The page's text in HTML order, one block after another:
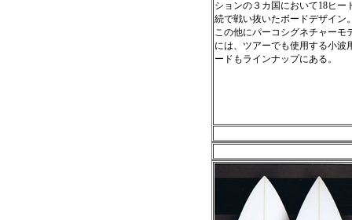
ションの３カ国において18ヒー
続で戦い抜いたボードデザイン
この他にパーコシグネチャーモ
には、ツアーでも使用する小波
ードもラインナップにある。